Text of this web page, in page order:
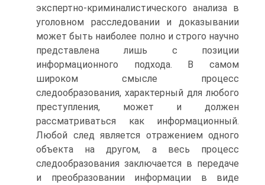
экспертно-криминалистического анализа в
уголовном расследовании и доказывании
может быть наиболее полно и строго научно
представлена лишь с позиции
информационного подхода. В самом
широком смысле процесс
следообразования, характерный для любого
преступления, может и должен
рассматриваться как информационный.
Любой след является отражением одного
объекта на другом, а весь процесс
следообразования заключается в передаче
и преобразовании информации в виде